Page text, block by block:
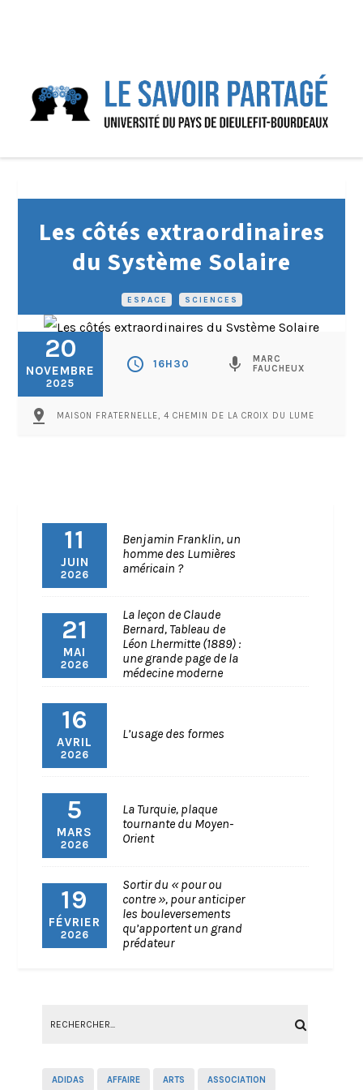
ESPACE SCIENCES
Les côtés extraordinaires
du Système Solaire
20
NOVEMBRE
2025
schedule 16H30 mic
MARC
FAUCHEUX
pin_drop MAISON FRATERNELLE, 4 CHEMIN DE LA CROIX DU LUME
11
JUIN
2026
Benjamin Franklin, un
homme des Lumières
américain ?
21
MAI
2026
La leçon de Claude
Bernard, Tableau de
Léon Lhermitte (1889) :
une grande page de la
médecine moderne
16
AVRIL
2026
L’usage des formes
5
MARS
2026
La Turquie, plaque
tournante du Moyen-
Orient
19
FÉVRIER
2026
Sortir du « pour ou
contre », pour anticiper
les bouleversements
qu’apportent un grand
prédateur
ADIDAS AFFAIRE ARTS ASSOCIATION